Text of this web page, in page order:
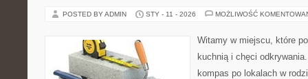
POSTED BY ADMIN STY - 11 - 2026 MOŻLIWOŚĆ
Witamy w miejscu, które
kuchnią i chęci
kompas po lokalach w